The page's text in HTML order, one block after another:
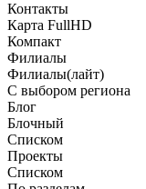
Контакты
Карта FullHD
Компакт
Филиалы
Филиалы(лайт)
С выбором региона
Блог
Блочный
Списком
Проекты
Списком